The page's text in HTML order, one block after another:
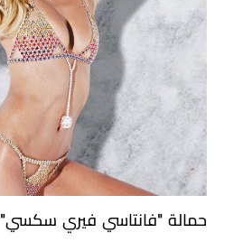
حمالة "فانتاسي فيري سكسي"